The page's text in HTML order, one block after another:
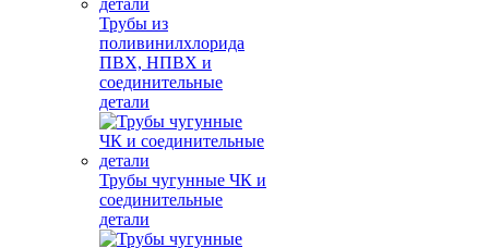
Трубы из
поливинилхлорида
ПВХ, НПВХ и
соединительные
детали
Трубы чугунные ЧК и
соединительные
детали